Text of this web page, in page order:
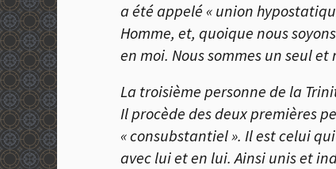
a été appelé « union
Homme, et, quoique nous
en moi. Nous sommes un seul
La troisième personne de la
Il procède des deux premières
« consubstantiel ». Il est celui
avec lui et en lui. Ainsi unis et